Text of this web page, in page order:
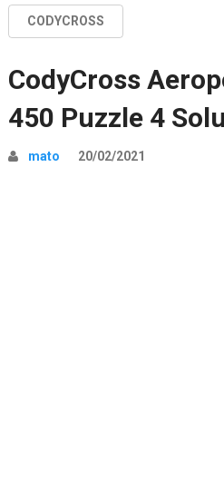
CODYCROSS
CodyCross
450 Puzzle 4
mato 20/02/2021